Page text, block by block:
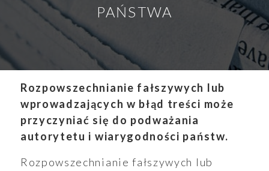
PAŃSTWA
Rozpowszechnianie fałszywych lub
wprowadzających w błąd treści może
przyczyniać się do podważania
autorytetu i wiarygodności państw.
Rozpowszechnianie fałszywych lub